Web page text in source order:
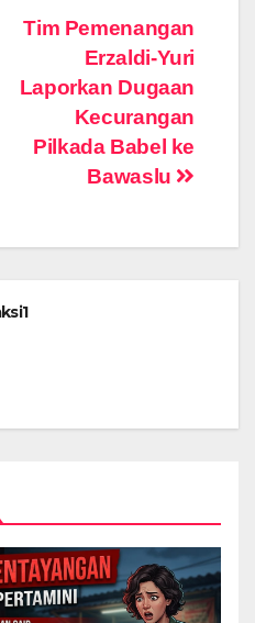
Tim Pemenangan
Erzaldi-Yuri
Laporkan Dugaan
Kecurangan
Pilkada Babel ke
Bawaslu